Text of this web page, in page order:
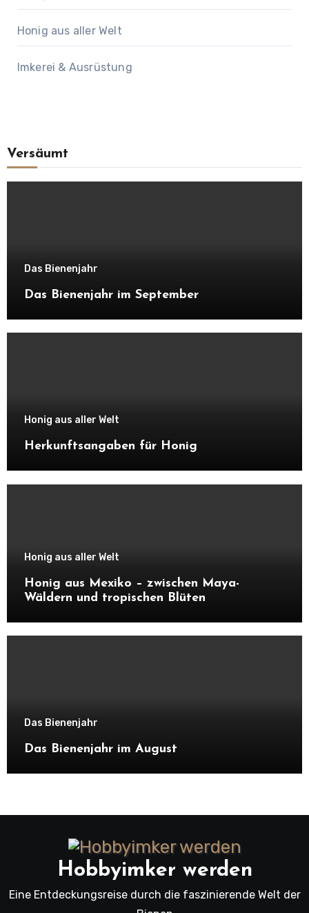
Honig aus aller Welt
Imkerei & Ausrüstung
Versäumt
Das Bienenjahr
Das Bienenjahr im September
Honig aus aller Welt
Herkunftsangaben für Honig
Honig aus aller Welt
Honig aus Mexiko – zwischen Maya-
Wäldern und tropischen Blüten
Das Bienenjahr
Das Bienenjahr im August
Hobbyimker werden
Eine Entdeckungsreise durch die faszinierende Welt der